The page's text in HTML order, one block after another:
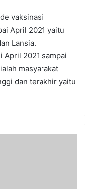
vaksinasi
April 2021 yaitu
Lansia.
April 2021 sampai
masyarakat
dan terakhir yaitu